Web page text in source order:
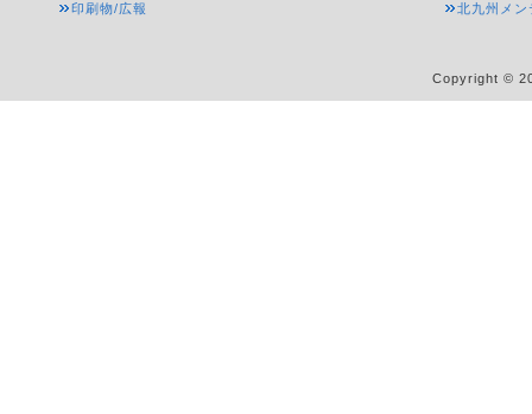
印刷物/広報
北九州メン
Copyright ©